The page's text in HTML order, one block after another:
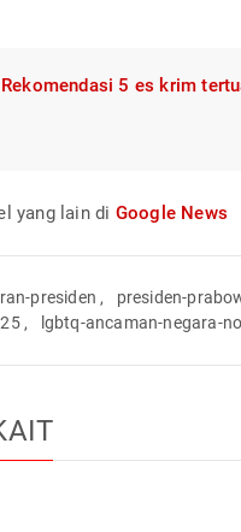
Rekomendasi 5 es krim
yang lain di Google News
presiden , presiden-
, lgbtq-ancaman-negara-